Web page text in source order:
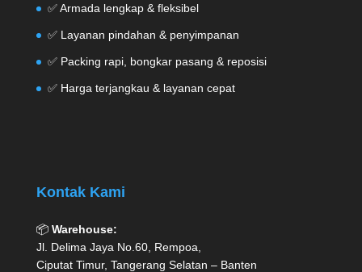
✅ Armada lengkap & fleksibel
✅ Layanan pindahan & penyimpanan
✅ Packing rapi, bongkar pasang & reposisi
✅ Harga terjangkau & layanan cepat
Kontak Kami
📦 Warehouse:
Jl. Delima Jaya No.60, Rempoa,
Ciputat Timur, Tangerang Selatan – Banten